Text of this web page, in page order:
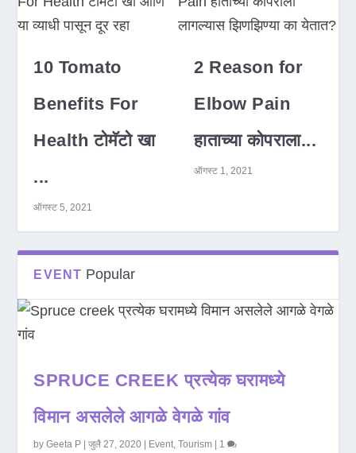
10 Tomato
Benefits For
Health टोमॅटो खा
...
ऑगस्ट 5, 2021
2 Reason for
Elbow Pain
हाताच्या कोपराला...
ऑगस्ट 1, 2021
EVENT Popular
SPRUCE CREEK प्रत्येक घरामध्ये
विमान असलेले आगळे वेगळे गांव
byGeeta P |जुलै 27, 2020 Event,Tourism 1